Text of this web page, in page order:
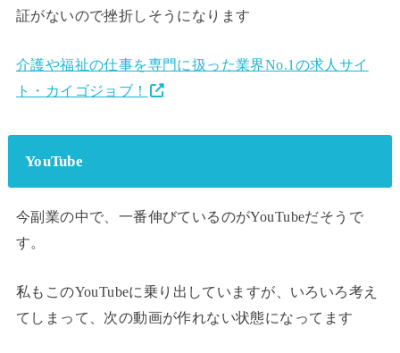
証がないので挫折しそうになります
介護や福祉の仕事を専門に扱った業界No.1の求人サイ
ト・カイゴジョブ！
YouTube
今副業の中で、一番伸びているのがYouTubeだそうで
す。
私もこのYouTubeに乗り出していますが、いろいろ考え
てしまって、次の動画が作れない状態になってます